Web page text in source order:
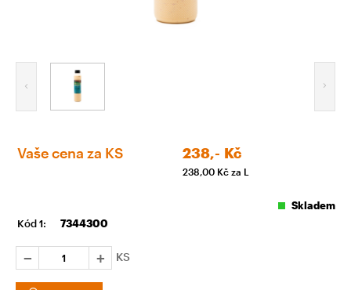
Vaše cena za KS 238,- Kč
238,00 Kč za L
Skladem
Kód 1:
7344300
KS